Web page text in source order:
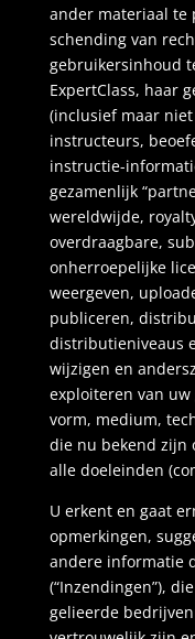
ander materiaal te
schending van
gebruikersinhoud
ExpertClass, haar
(inclusief maar
instructeurs,
instructie-
gezamenlijk
wereldwijde,
overdraagbare,
onherroepelijke
weergeven,
publiceren,
distributieniveaus
wijzigen en
exploiteren van
vorm, medium,
die nu bekend zijn
alle doeleinden
U erkent en gaat
opmerkingen,
andere informatie
(“Inzendingen”),
gelieerde